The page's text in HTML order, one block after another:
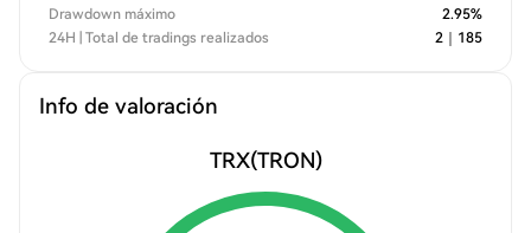
Drawdown máximo
2.95%
24H | Total de tradings realizados
2 185
Info de valoración
TRX(TRON)